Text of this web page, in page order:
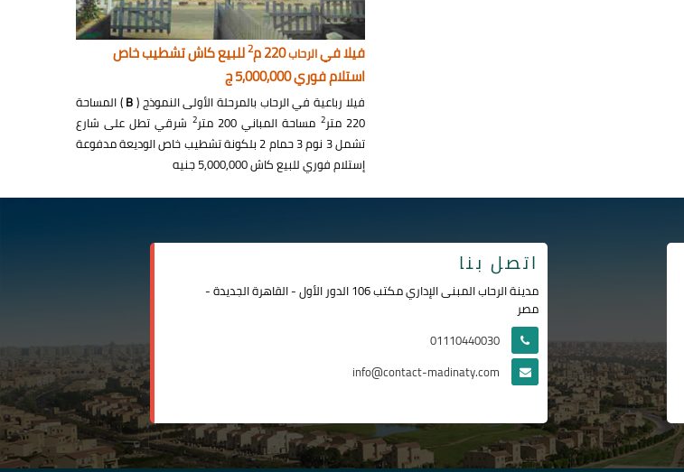
فيلا فيالرحاب220 م 2للبيع كاش تشطيب خاص
استلام فوري 5,000,000 ج
فيلا رباعية في الرحاب بالمرحلة الأولى النموذج (B) المساحة
220 متر
2 مساحة المباني 200 متر 2 شرقي تطل على شارع
تشمل 3 نوم 3 حمام 2 بلكونة تشطيب خاص الوديعة مدفوعة
إستلام فوري للبيع كاش 5,000,000 جنيه
اتصل بنا
مدينة الرحاب المبنى الإداري مكتب 106 الدور الأول - القاهرة الجديدة -
مصر
01110440030
info@contact-madinaty.com